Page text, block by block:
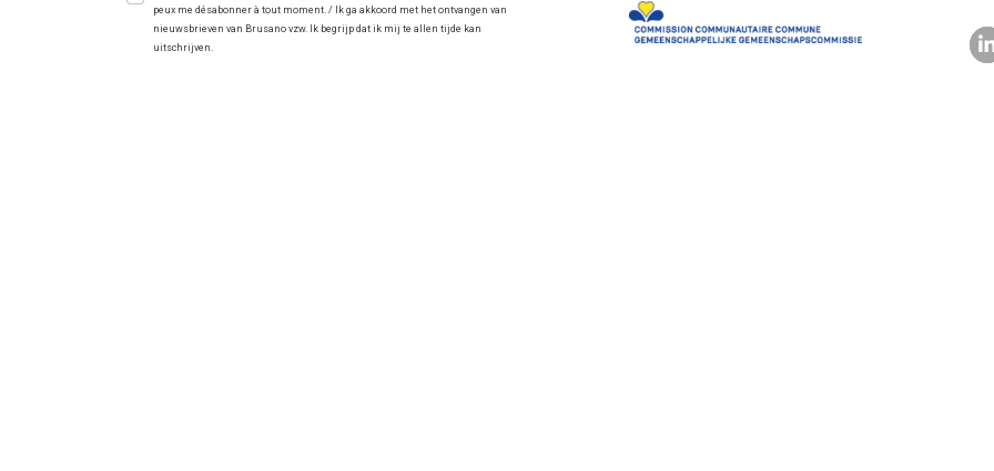
peux me désabonner à tout moment. / Ik ga akkoord met het ontvangen van
nieuwsbrieven van Brusano vzw. Ik begrijp dat ik mij te allen tijde kan
uitschrijven.